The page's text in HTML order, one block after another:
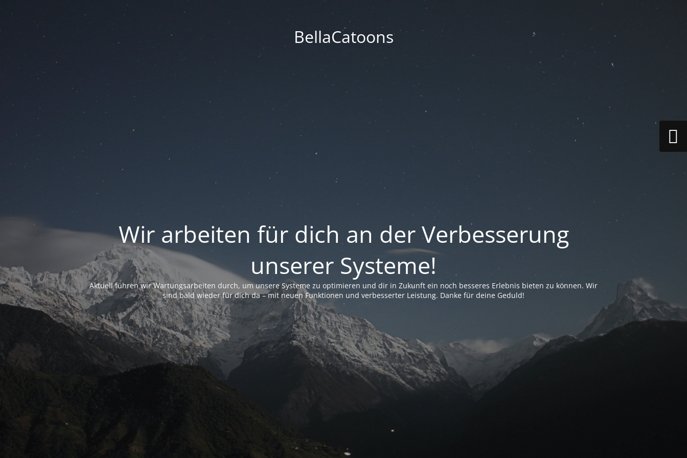
BellaCatoons
Wir arbeiten für dich an der Verbesserung
unserer Systeme!
Aktuell führen wir Wartungsarbeiten durch, um unsere Systeme zu optimieren und dir in Zukunft ein noch besseres Erlebnis bieten zu können. Wir
sind bald wieder für dich da – mit neuen Funktionen und verbesserter Leistung. Danke für deine Geduld!